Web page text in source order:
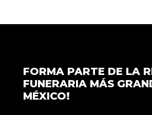
FORMA PARTE DE LA
FUNERARIA MÁS
MÉXICO!